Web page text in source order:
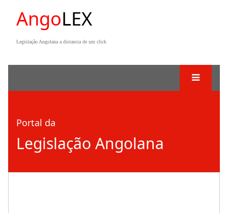
AngoLEX
Legislação Angolana a distancia de um click
Portal da
Legislação Angolana